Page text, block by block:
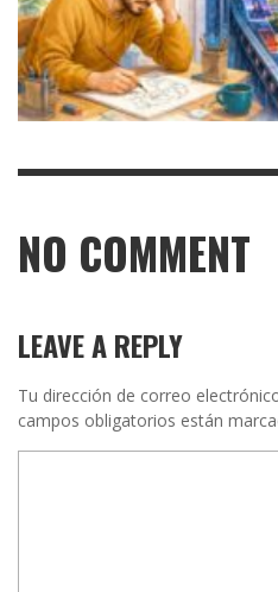
NO COMMENT
LEAVE A REPLY
Tu dirección de correo
campos obligatorios están